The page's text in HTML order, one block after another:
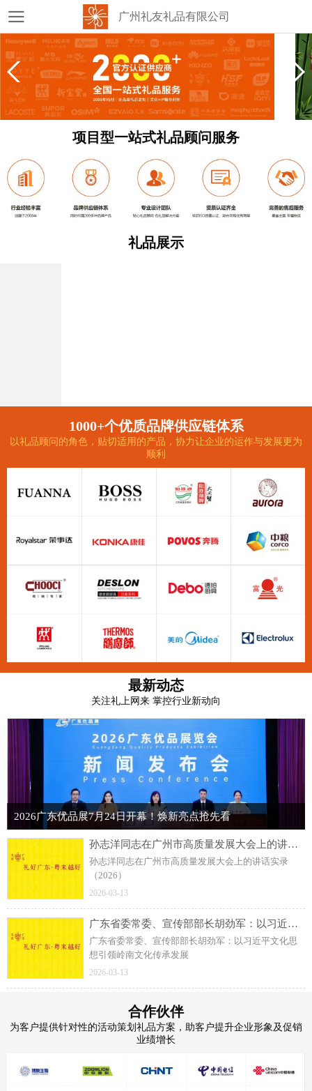
广州礼友礼品有限公司
项目型一站式礼品顾问服务
礼品展示
1000+个优质品牌供应链体系
以礼品顾问的角色，贴切适用的产品，协力让企业的运作与发展更为
顺利
最新动态
关注礼上网来 掌控行业新动向
2026广东优品展7月24日开幕！焕新亮点抢先看
孙志洋同志在广州市高质量发展大会上的讲话实录（2026）
孙志洋同志在广州市高质量发展大会上的讲话实录
（2026）
2026-03-13
广东省委常委、宣传部部长胡劲军：以习近平文化思想引领岭南文化传承发展
广东省委常委、宣传部部长胡劲军：以习近平文化思
想引领岭南文化传承发展
2026-03-13
合作伙伴
为客户提供针对性的活动策划礼品方案，助客户提升企业形象及促销
业绩增长